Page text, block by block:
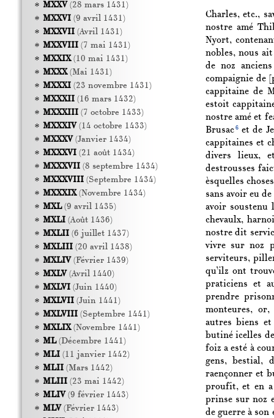
Charles, etc.,
nostre amé
Nyort,
nobles, nous
de noz
compaignie de
cappitaine de
estoit
nostre amé et
Brusac 6et de
cappitaines et
divers lieux,
destrousses
èsquelles
sans avoir eu
avoir soustenu
chevaulx,
nostre dit
vivre sur noz
serviteurs,
qu’ilz ont
praticiens et
prendre
monteures,
autres biens et
butiné icelles
foiz a esté à
gens, bestial,
raençonner et
proufit, et en a
prinse sur noz
de guerre à
MXXV(28 mars 1431)
MXXVI(9 avril 1431)
MXXVII(Avril 1431)
MXXVIII(7 mai 1431)
MXXIX(10 mai 1431)
MXXX(Mai 1431)
MXXXI(23 novembre 1431)
MXXXII(16 mars 1432)
MXXXIII(7 octobre 1433)
MXXXIV(14 octobre 1433)
MXXXV(Janvier 1434)
MXXXVI(21 août 1434)
MXXXVII(8 septembre 1434)
MXXXVIII(Septembre 1434)
MXXXIX(Novembre 1434)
MXL(9 avril 1435)
MXLI(Août 1436)
MXLII(6 juillet 1437)
MXLIII(20 avril 1438)
MXLIV(Février 1439)
MXLV(Avril 1440)
MXLVI(Juin 1440)
MXLVII(Juin 1441)
MXLVIII(Septembre 1441)
MXLIX(Novembre 1441)
ML(Décembre 1441)
MLI(11 janvier 1442)
MLII(Mars 1442)
MLIII(23 mai 1442)
MLIV(9 février 1443)
MLV(Février 1443)